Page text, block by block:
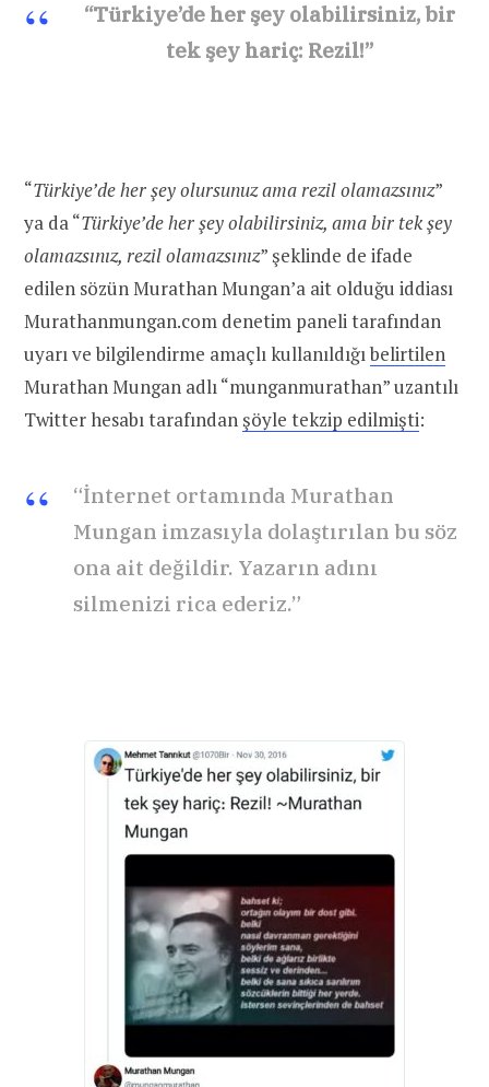
“Türkiye’de her şey olabilirsiniz, bir
tek şey hariç: Rezil!”
“Türkiye’de her şey olursunuz ama rezil olamazsınız”
ya da “Türkiye’de her şey olabilirsiniz, ama bir tek şey
olamazsınız, rezil olamazsınız” şeklinde de ifade
edilen sözün Murathan Mungan’a ait olduğu iddiası
Murathanmungan.com denetim paneli tarafından
uyarı ve bilgilendirme amaçlı kullanıldığıbelirtilen
Murathan Mungan adlı “munganmurathan” uzantılı
Twitter hesabı tarafındanşöyle tekzip edilmişti:
“İnternet ortamında Murathan
Mungan imzasıyla dolaştırılan bu söz
ona ait değildir. Yazarın adını
silmenizi rica ederiz.”